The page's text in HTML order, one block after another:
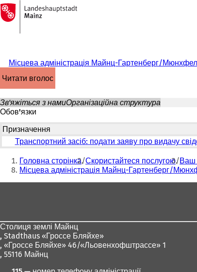
Перейти до змісту
На
головну
сторінку
Місцева адміністрація Майнц-Гартенберг/
читати вголос
Зв'яжіться з намиОрганізаційна структура
Обов'язки
Призначення
Транспортний засіб: подати заяву про видачу
Ти
тут:
Головна сторінка Скористайтеся послугою Ваш
Місцева адміністрація Майнц-Гартенберг/
Столиця землі Майнц
, Stadthaus «Гроссе Бляйхе»
, «Гроссе Бляйхе» 46/«Льовенхофштрассе» 1
, 55116 Майнц